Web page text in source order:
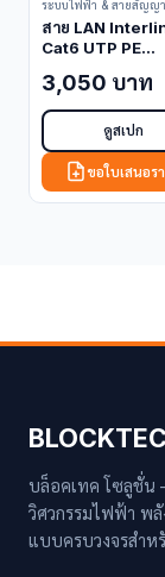
ระบบไฟฟ้า & สายสัญญ
สาย LAN
Cat6 UTP PE
Wire Black
US-9106MD-1
3,050 บาท
ดูสเปก
ขอใบเสนอร
บล็อคเทค โซลูชั่น
วิศวกรรมไฟฟ้า พ
แบบครบวงจรสำห